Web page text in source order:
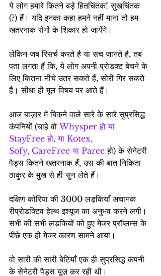
ये लोग हमारे कितने बड़े हितचिंतक! सुखचिंतक
(?) हैं। यदि इनका कहा हमने नहीं माना तो हम
खतरनाक रोगों के शिकार हो जायेंगे।
लेकिन जब रिसर्च करते है या सच जानते है, तब
पता लगता हैं कि, ये लोग अपनी प्रोडक्ट बेचने के
लिए कितना नीचे उतर सकते हैं, सोरी गिर सकते
हैं। सीधा ही मूल विषय पर आते हैं।
आज बाज़ार में बिकने वाले सारे के सारे सुप्रसिद्ध
कंपनियों (चाहे वो Whysper हो या
StayFree हो, या Kotex,
Sofy, CareFree या Paree हो) के सेनेटरी
पैड्स कितने खतरनाक हैं, उस की बात निकिता
ठाकुर के मुख से ही सुन लेते हैं।
दक्षिण कोरिया की 3000 लड़कियाँ अचानक
रीप्रोडक्टिव हेल्थ इश्यूज का अनुभव करने लगी।
सभी की सभी लड़कियों को हुए मेजर प्रॉब्लम्स के
पीछे एक ही मेजर कारण सामने आया।
वो सारी की सारी बेटियाँ एक ही सुप्रसिद्ध कंपनी
के सेनेटरी पैड्स यूज़ कर रही थी।